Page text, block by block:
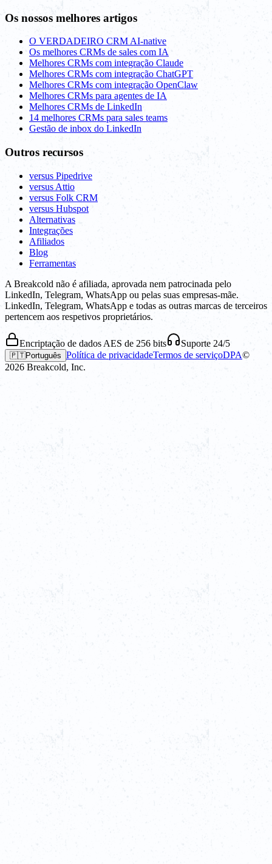
Os nossos melhores artigos
O VERDADEIRO CRM AI-native
Os melhores CRMs de sales com IA
Melhores CRMs com integração Claude
Melhores CRMs com integração ChatGPT
Melhores CRMs com integração OpenClaw
Melhores CRMs para agentes de IA
Melhores CRMs de LinkedIn
14 melhores CRMs para sales teams
Gestão de inbox do LinkedIn
Outros recursos
versus Pipedrive
versus Attio
versus Folk CRM
versus Hubspot
Alternativas
Integrações
Afiliados
Blog
Ferramentas
A Breakcold não é afiliada, aprovada nem patrocinada pelo
LinkedIn, Telegram, WhatsApp ou pelas suas empresas-mãe.
LinkedIn, Telegram, WhatsApp e todas as outras marcas de terceiros
pertencem aos respetivos proprietários.
Encriptação de dados AES de 256 bits Suporte 24/5
🇵🇹Português Política de privacidadeTermos de serviçoDPA©
2026 Breakcold, Inc.